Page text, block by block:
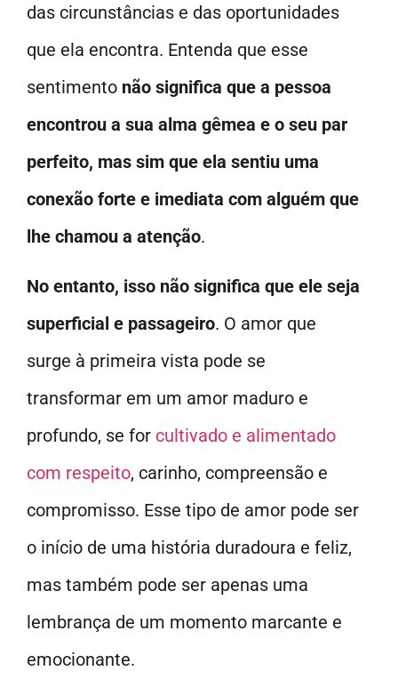
das circunstâncias e das oportunidades
que ela encontra. Entenda que esse
sentimento não significa que a pessoa
encontrou a sua alma gêmea e o seu par
perfeito, mas sim que ela sentiu uma
conexão forte e imediata com alguém que
lhe chamou a atenção.
No entanto, isso não significa que ele seja
superficial e passageiro. O amor que
surge à primeira vista pode se
transformar em um amor maduro e
profundo, se for cultivado e alimentado
com respeito, carinho, compreensão e
compromisso. Esse tipo de amor pode ser
o início de uma história duradoura e feliz,
mas também pode ser apenas uma
lembrança de um momento marcante e
emocionante.